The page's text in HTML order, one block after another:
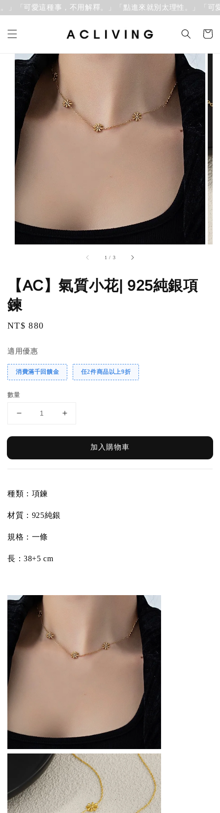
「可愛這種事，不用解釋。」 「點進來就別太理性。」「可
1 / 3
【AC】氣質小花| 925純銀項
鍊
Regular
NT$ 880
適用優惠
消費滿千回饋金 任2件商品以上9折
數量
加入購物車
種類：項鍊
材質： 925純銀
規格：一條
長：38+5 cm